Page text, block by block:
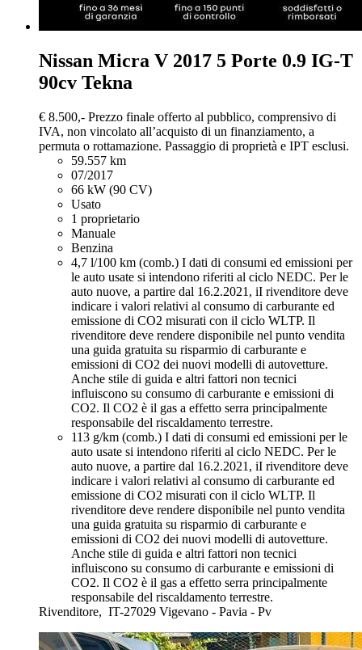
Nissan Micra V 2017 5 Porte 0.9 IG-T
90cv Tekna
€ 8.500,- Prezzo finale offerto al pubblico, comprensivo di
IVA, non vincolato all’acquisto di un finanziamento, a
permuta o rottamazione. Passaggio di proprietà e IPT esclusi.
59.557 km
07/2017
66 kW (90 CV)
Usato
1 proprietario
Manuale
Benzina
4,7 l/100 km (comb.) I dati di consumi ed emissioni per
le auto usate si intendono riferiti al ciclo NEDC. Per le
auto nuove, a partire dal 16.2.2021, iI rivenditore deve
indicare i valori relativi al consumo di carburante ed
emissione di CO2 misurati con il ciclo WLTP. Il
rivenditore deve rendere disponibile nel punto vendita
una guida gratuita su risparmio di carburante e
emissioni di CO2 dei nuovi modelli di autovetture.
Anche stile di guida e altri fattori non tecnici
influiscono su consumo di carburante e emissioni di
CO2. Il CO2 è il gas a effetto serra principalmente
responsabile del riscaldamento terrestre.
113 g/km (comb.) I dati di consumi ed emissioni per le
auto usate si intendono riferiti al ciclo NEDC. Per le
auto nuove, a partire dal 16.2.2021, iI rivenditore deve
indicare i valori relativi al consumo di carburante ed
emissione di CO2 misurati con il ciclo WLTP. Il
rivenditore deve rendere disponibile nel punto vendita
una guida gratuita su risparmio di carburante e
emissioni di CO2 dei nuovi modelli di autovetture.
Anche stile di guida e altri fattori non tecnici
influiscono su consumo di carburante e emissioni di
CO2. Il CO2 è il gas a effetto serra principalmente
responsabile del riscaldamento terrestre.
Rivenditore, IT-27029 Vigevano - Pavia - Pv